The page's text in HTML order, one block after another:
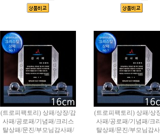
(트로피팩토리) 상패/상장/감
사패/공로패/기념패/크리스
탈상패/문진/부모님감사패/
(트로피팩토리) 상패/상
사패/공로패/기념패/크
탈상패/문진/부모님감